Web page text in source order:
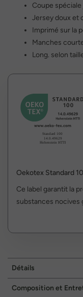
Coupe
Jersey doux et
Imprimé sur la
Manches
Long. selon
Oekotex Standard
Ce label garantit la
substances nocives
Détails
Composition et